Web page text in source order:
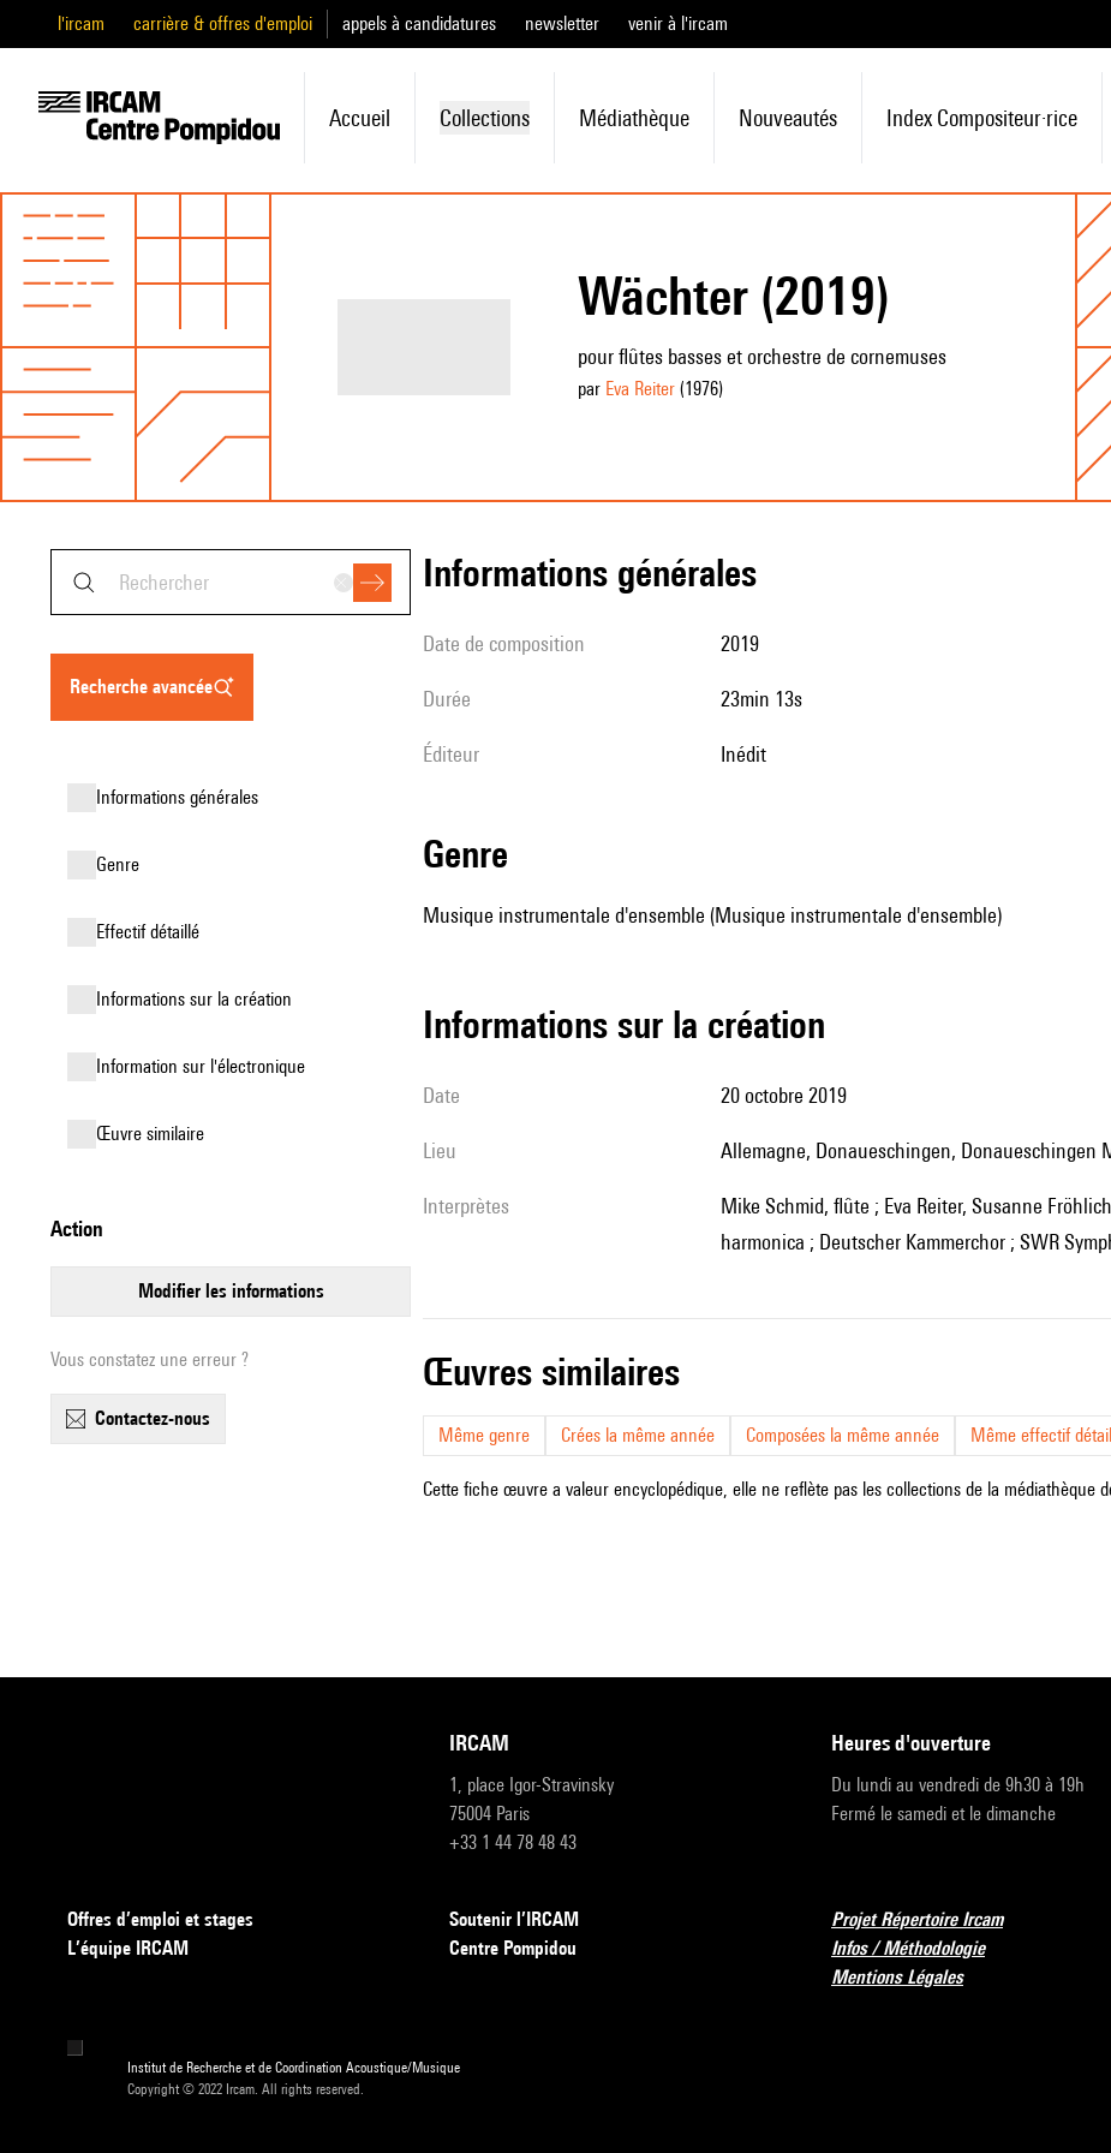
l'ircam carrière & offres d'emploi appels à candidatures newsletter venir à l'ircam
Accueil Collections Médiathèque Nouveautés Index Compositeur·rice
Wächter (2019)
pour flûtes basses et orchestre de cornemuses
par Eva Reiter(1976)
recherche avancée
informations générales
genre
effectif détaillé
informations sur la création
Information sur l'électronique
œuvre similaire
action
modifier les informations
Vous constatez une erreur ?
contactez-nous
informations générales
date de composition 2019
durée 23min 13s
éditeur Inédit
genre
Musique instrumentale d'ensemble (Musique instrumentale d'ensemble)
informations sur la création
date 20 octobre 2019
lieu Allemagne, Donaueschingen, Donaueschingen
interprètes
Mike Schmid, flûte ; Eva Reiter, Susanne Fröhlich, flûte à bec carrée Paetzold ; Hermine Deurloo,
harmonica ; Deutscher Kammerchor ; SWR
œuvres similaires
Même genre Crées la même année Composées la même année Même effectif
Cette fiche œuvre a valeur encyclopédique, elle ne reflète pas les collections de la médiathèque
IRCAM
1, place Igor-Stravinsky
75004 Paris
+33 1 44 78 48 43
heures d'ouverture
Du lundi au vendredi de 9h30 à 19h
Fermé le samedi et le dimanche
Offres d’emploi et stages
L’équipe IRCAM
Soutenir l’IRCAM
Centre Pompidou
Projet Répertoire Ircam
Infos / Méthodologie
Mentions Légales
Institut de Recherche et de Coordination Acoustique/Musique
Copyright © 2022 Ircam. All rights reserved.